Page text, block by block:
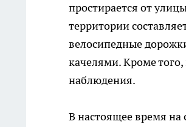
простирается от
территории
велосипедные
качелями. Кроме
наблюдения.
В настоящее время на